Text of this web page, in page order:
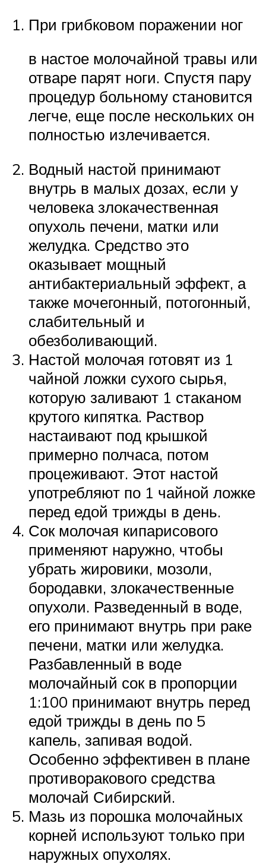
При грибковом поражении ног
в настое молочайной травы или
отваре парят ноги. Спустя пару
процедур больному становится
легче, еще после нескольких он
полностью излечивается.
Водный настой принимают
внутрь в малых дозах, если у
человека злокачественная
опухоль печени, матки или
желудка. Средство это
оказывает мощный
антибактериальный эффект, а
также мочегонный, потогонный,
слабительный и
обезболивающий.
Настой молочая готовят из 1
чайной ложки сухого сырья,
которую заливают 1 стаканом
крутого кипятка. Раствор
настаивают под крышкой
примерно полчаса, потом
процеживают. Этот настой
употребляют по 1 чайной ложке
перед едой трижды в день.
Сок молочая кипарисового
применяют наружно, чтобы
убрать жировики, мозоли,
бородавки, злокачественные
опухоли. Разведенный в воде,
его принимают внутрь при раке
печени, матки или желудка.
Разбавленный в воде
молочайный сок в пропорции
1:100 принимают внутрь перед
едой трижды в день по 5
капель, запивая водой.
Особенно эффективен в плане
противоракового средства
молочай Сибирский.
Мазь из порошка молочайных
корней используют только при
наружных опухолях.